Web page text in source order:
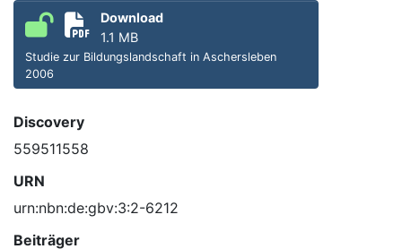
Download
1.1 MB
Studie zur Bildungslandschaft in Aschersleben
2006
Discovery
559511558
URN
urn:nbn:de:gbv:3:2-6212
Beiträger